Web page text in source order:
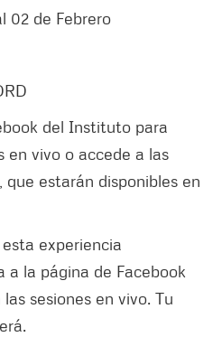
02 de Febrero
del Instituto para
en vivo o accede a las
que estarán disponibles en
experiencia
a la página de Facebook
sesiones en vivo. Tu